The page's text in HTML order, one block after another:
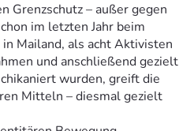
Grenzschutz – außer gegen
im letzten Jahr beim
Mailand, als acht Aktivisten
und anschließend gezielt
wurden, greift die
Mitteln – diesmal gezielt